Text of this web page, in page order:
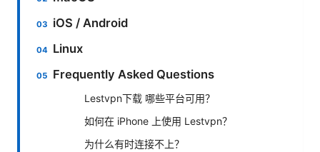
iOS / Android
Linux
Frequently Asked Questions
Lestvpn下载 哪些平台可用？
如何在 iPhone 上使用 Lestvpn？
为什么有时连接不上？